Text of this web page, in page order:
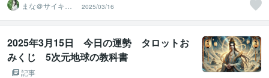
まな＠サイキッ
ク能力を覚醒さ
せる専門家
2025/03/16
2025年3月15日 今日の運勢 タロットお
みくじ 5次元地球の教科書
記事